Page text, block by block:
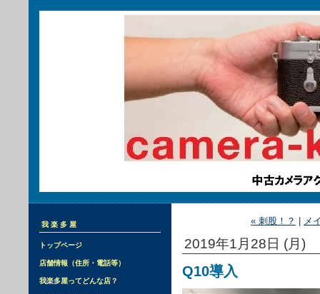
我楽多屋
トップページ
店舗情報（住所・電話等）
我楽多屋ってどんな店？
« 刺股！？ メ
2019年1月28日 (月)
Q10導入